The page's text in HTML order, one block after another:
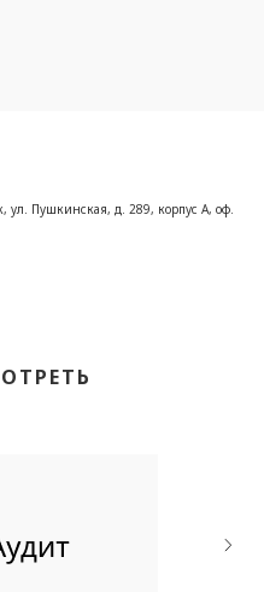
ул. Пушкинская, д. 289, корпус А, оф.